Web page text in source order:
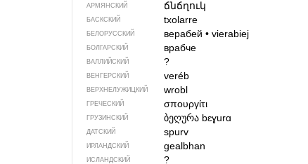
АРМЯНСКИЙ ճնճղուկ
БАСКСКИЙ txolarre
БЕЛОРУССКИЙ верабей •vierabiej
БОЛГАРСКИЙ врабче
ВАЛЛИЙСКИЙ ?
ВЕНГЕРСКИЙ veréb
ВЕРХНЕЛУЖИЦКИЙ wrobl
ГРЕЧЕСКИЙ σπουργίτι
ГРУЗИНСКИЙ ბეღურა bɛɣurɑ
ДАТСКИЙ spurv
ИРЛАНДСКИЙ gealbhan
ИСЛАНДСКИЙ ?